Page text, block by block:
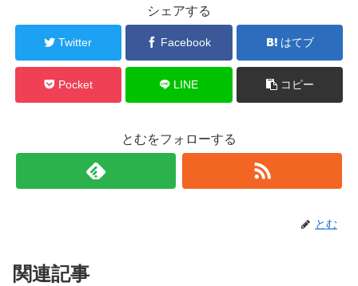
シェアする
Twitter Facebook はてブ
Pocket LINE コピー
とむをフォローする
とむ
関連記事